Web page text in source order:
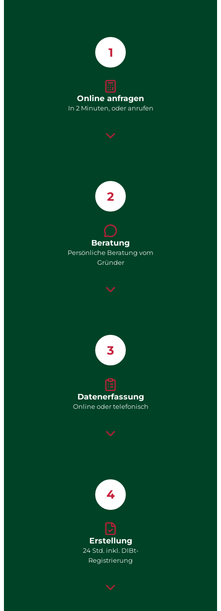
1
Online anfragen
In 2 Minuten, oder anrufen
2
Beratung
Persönliche Beratung vom
Gründer
3
Datenerfassung
Online oder telefonisch
4
Erstellung
24 Std. inkl. DIBt-
Registrierung